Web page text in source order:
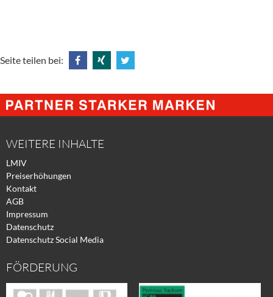
Seite teilen bei:
@
Facebook
@
Xing
@
Twitter
WEITERE INHALTE
LMIV
Preiserhöhungen
Kontakt
AGB
Impressum
Datenschutz
Datenschutz Social Media
FÖRDERUNG